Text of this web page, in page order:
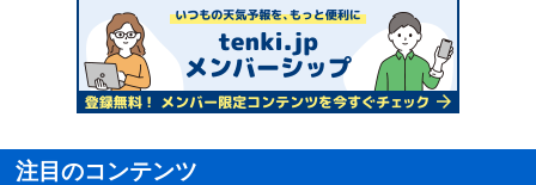
注目のコンテンツ